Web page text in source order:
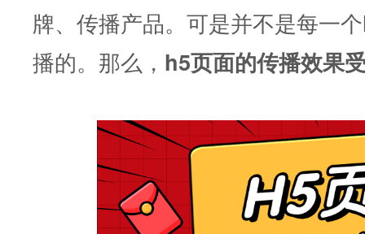
牌、传播产品。可是并不是每一
播的。那么， h5页面的传播效果